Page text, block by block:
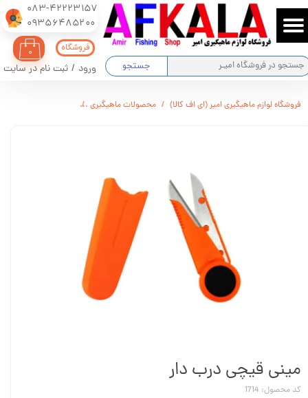
083-42223157
​​​​​​​09356485200
جستجو
۰
ورود / ثبت نام در سایت
حساب کاربری من
تغییر گذر واژه
فروشگاه
فروشگاه لوازم ماهیگیری امیر (ای اف کالا) محصولات ماهیگیری
مینی قیچی درب دار
کد محصول: 1714